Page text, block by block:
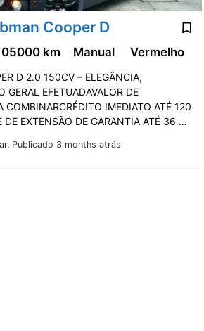
Cooper D
Publicado 3 months atrás
km Manual Vermelho
D 2.0 150CV – ELEGÂNCIA,
GERAL EFETUADAVALOR DE
COMBINARCRÉDITO IMEDIATO ATÉ 120
DE EXTENSÃO DE GARANTIA ATÉ 36 …